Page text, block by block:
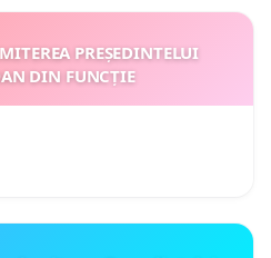
PREȘEDINTELUI
DIN FUNCȚIE